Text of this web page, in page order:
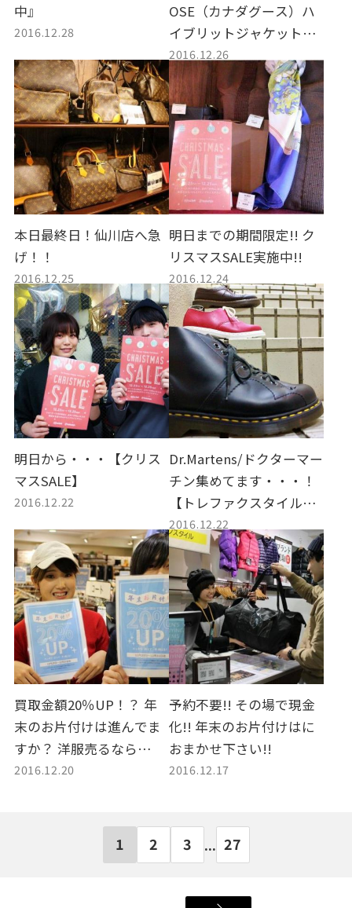
中』
2016.12.28
OSE（カナダグース）ハ
イブリットジャケットの
限定カラーが入荷！
2016.12.26
本日最終日！仙川店へ急
げ！！
2016.12.25
明日までの期間限定!! ク
リスマスSALE実施中!!
2016.12.24
明日から・・・【クリス
マスSALE】
2016.12.22
Dr.Martens/ドクターマー
チン集めてます・・・！
【トレファクスタイル仙
川】
2016.12.22
買取金額20％UP！？ 年
末のお片付けは進んでま
すか？ 洋服売るなら
へ！！
2016.12.20
予約不要!! その場で現金
化!! 年末のお片付けはに
おまかせ下さい!!
2016.12.17
1 2 3 ... 27